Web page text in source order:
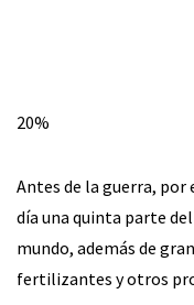
20%
Antes de la guerra, por
día una quinta parte
mundo, además de
fertilizantes y otros